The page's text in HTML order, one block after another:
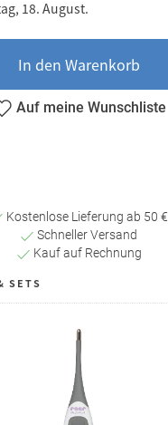
18. August.
In den Warenkorb
Auf meine Wunschliste
Kostenlose Lieferung ab 50 €
Schneller Versand
Kauf auf Rechnung
SETS